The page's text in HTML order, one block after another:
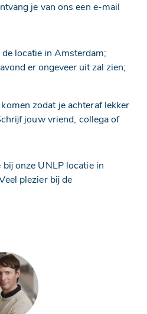
je van ons een e-mail
locatie in Amsterdam;
er ongeveer uit zal zien;
zodat je achteraf lekker
jouw vriend, collega of
onze UNLP locatie in
plezier bij de